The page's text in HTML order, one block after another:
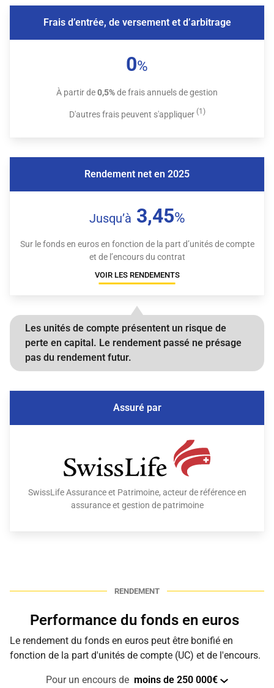
Frais d’entrée, de versement et d’arbitrage
0%
À partir de0,5%de frais annuels de gestion
D'autres frais peuvent s'appliquer (1)
Rendement net en 2025
Jusqu’à 3,45%
Sur le fonds en euros en fonction de la part d’unités de compte
et de l’encours du contrat
VOIR LES RENDEMENTS
Les unités de compte présentent un risque de
perte en capital. Le rendement passé ne présage
pas du rendement futur.
Assuré par
SwissLife Assurance et Patrimoine, acteur de référence en
assurance et gestion de patrimoine
RENDEMENT
Performance du fonds en euros
Le rendement du fonds en euros peut être bonifié en
fonction de la part d'unités de compte (UC) et de l'encours.
Pour un encours de moins de 250 000€